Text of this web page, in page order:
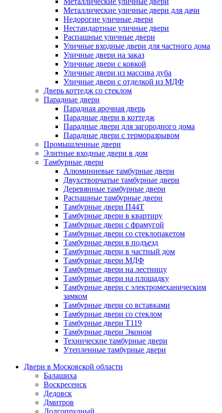
Металлические уличные двери для дачи
Недорогие уличные двери
Нестандартные уличные двери
Распашные уличные двери
Уличные входные двери для частного дома
Уличные двери на заказ
Уличные двери с ковкой
Уличные двери из массива дуба
Уличные двери с отделкой из МДФ
Дверь коттедж со стеклом
Парадные двери
Парадная арочная дверь
Парадные двери в коттедж
Парадные двери для загородного дома
Парадные двери с терморазрывом
Промышленные двери
Элитные входные двери в дом
Тамбурные двери
Алюминиевые тамбурные двери
Двухстворчатые тамбурные двери
Деревянные тамбурные двери
Распашные тамбурные двери
Тамбурные двери П44Т
Тамбурные двери в квартиру
Тамбурные двери с фрамугой
Тамбурные двери со стеклопакетом
Тамбурные двери в подъезд
Тамбурные двери в частный дом
Тамбурные двери МДФ
Тамбурные двери на лестницу
Тамбурные двери на площадку
Тамбурные двери с электромеханическим
замком
Тамбурные двери со вставками
Тамбурные двери со стеклом
Тамбурные двери Т119
Тамбурные двери Эконом
Технические тамбурные двери
Утепленные тамбурные двери
Двери в Московской области
Балашиха
Воскресенск
Дедовск
Дмитров
Долгопрудный